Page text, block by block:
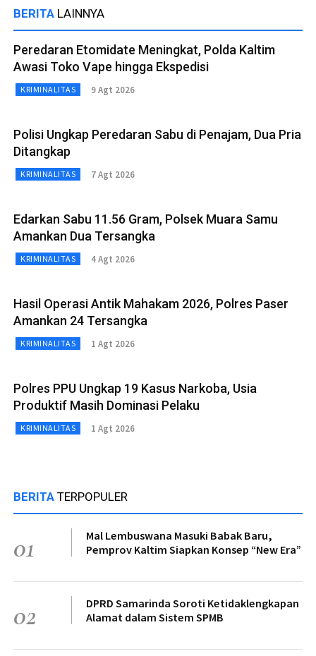
BERITA LAINNYA
Peredaran Etomidate Meningkat, Polda Kaltim
Awasi Toko Vape hingga Ekspedisi
KRIMINALITAS 9 Agt 2026
Polisi Ungkap Peredaran Sabu di Penajam, Dua Pria
Ditangkap
KRIMINALITAS 7 Agt 2026
Edarkan Sabu 11.56 Gram, Polsek Muara Samu
Amankan Dua Tersangka
KRIMINALITAS 4 Agt 2026
Hasil Operasi Antik Mahakam 2026, Polres Paser
Amankan 24 Tersangka
KRIMINALITAS 1 Agt 2026
Polres PPU Ungkap 19 Kasus Narkoba, Usia
Produktif Masih Dominasi Pelaku
KRIMINALITAS 1 Agt 2026
BERITA TERPOPULER
01
Mal Lembuswana Masuki Babak Baru,
Pemprov Kaltim Siapkan Konsep “New Era”
02
DPRD Samarinda Soroti Ketidaklengkapan
Alamat dalam Sistem SPMB